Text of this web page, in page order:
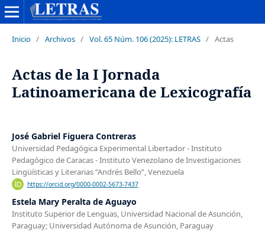
Inicio / Archivos / Vol. 65 Núm. 106 (2025): LETRAS / Actas
Actas de la I Jornada
Latinoamericana de Lexicografía
José Gabriel Figuera Contreras
Universidad Pedagógica Experimental Libertador - Instituto
Pedagógico de Caracas - Instituto Venezolano de Investigaciones
Lingüísticas y Literarias “Andrés Bello”, Venezuela
https://orcid.org/0000-0002-5673-7437
Estela Mary Peralta de Aguayo
Instituto Superior de Lenguas, Universidad Nacional de Asunción,
Paraguay; Universidad Autónoma de Asunción, Paraguay